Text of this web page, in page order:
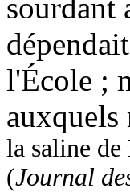
sourdant
l'École ;
la saline
(Journal